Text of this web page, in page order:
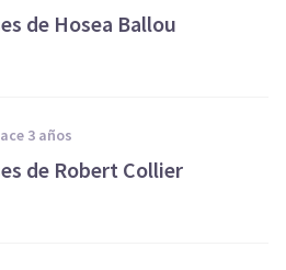
de Hosea Ballou
hace 3 años
de Robert Collier